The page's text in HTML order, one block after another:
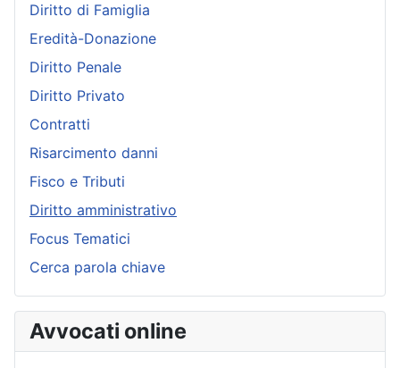
Diritto di Famiglia
Eredità-Donazione
Diritto Penale
Diritto Privato
Contratti
Risarcimento danni
Fisco e Tributi
Diritto amministrativo
Focus Tematici
Cerca parola chiave
Avvocati online